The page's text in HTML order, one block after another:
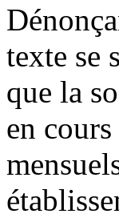
texte se
que la
en